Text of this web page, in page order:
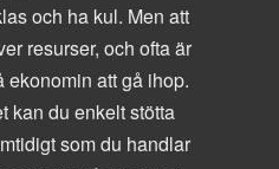
och ha kul. Men att
resurser, och ofta är
ekonomin att gå ihop.
kan du enkelt stötta
som du handlar